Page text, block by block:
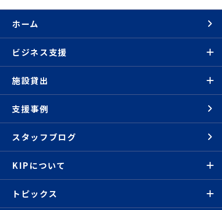
ホーム
ビジネス支援
施設貸出
支援事例
スタッフブログ
KIPについて
トピックス